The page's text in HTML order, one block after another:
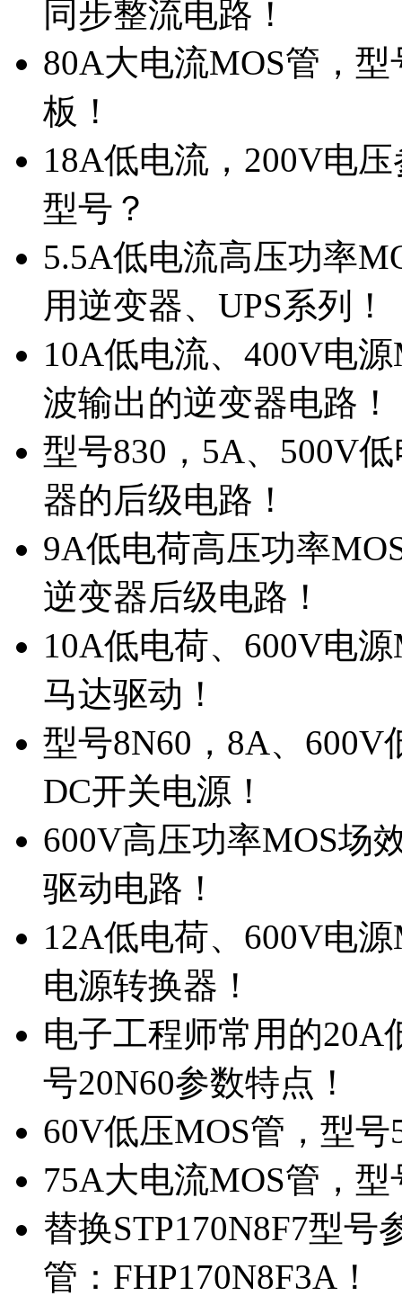
同步整流电路！
80A大电流MOS管，
板！
18A低电流，200V电
型号？
5.5A低电流高压功率
用逆变器、UPS系列！
10A低电流、400V电
波输出的逆变器电路！
型号830，5A、500V
器的后级电路！
9A低电荷高压功率
逆变器后级电路！
10A低电荷、600V电
马达驱动！
型号8N60，8A、
DC开关电源！
600V高压功率MOS场
驱动电路！
12A低电荷、600V电
电源转换器！
电子工程师常用的20A
号20N60参数特点！
60V低压MOS管，型
75A大电流MOS管，
替换STP170N8F7型
管：FHP170N8F3A！